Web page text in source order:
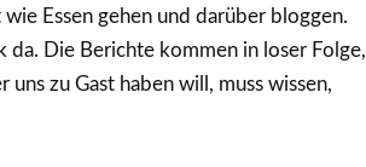
Essen gehen und darüber bloggen.
da. Die Berichte kommen in loser Folge,
zu Gast haben will, muss wissen,